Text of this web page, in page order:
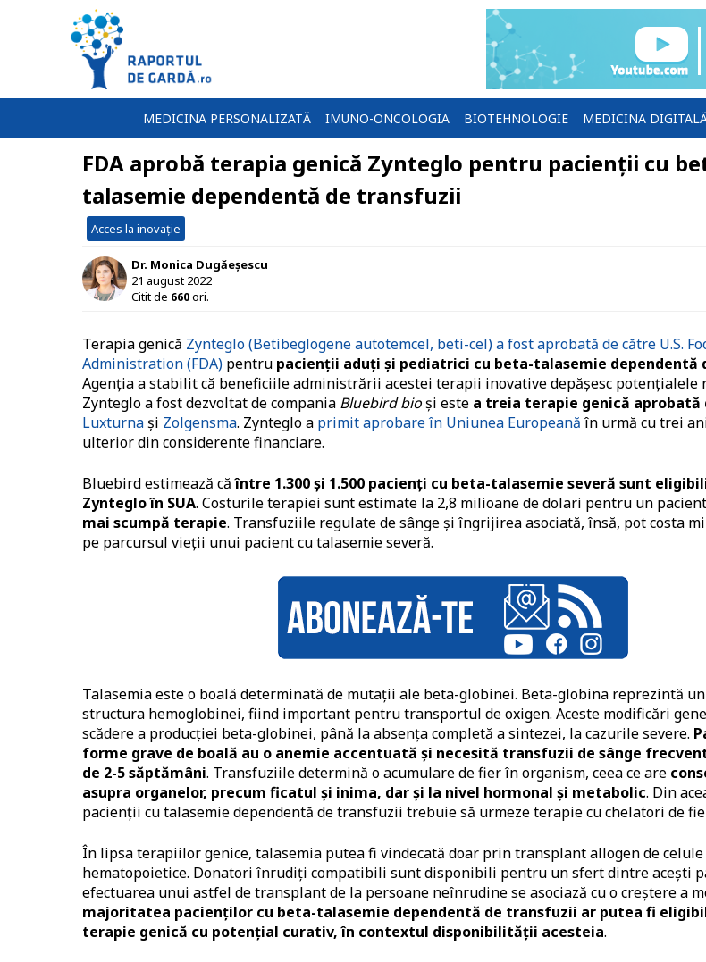
MEDICINA PERSONALIZATĂ IMUNO-ONCOLOGIA BIOTEHNOLOGIE MEDICINA
FDA aprobă terapia genică Zynteglo pentru pacienţii cu
talasemie dependentă de transfuzii
Acces la inovație
Dr. Monica Dugăeșescu
21 august 2022
Citit de 660ori.
Terapia genică Zynteglo (Betibeglogene autotemcel, beti-cel) a fost aprobată de către U.S.
Administration (FDA) pentru pacienţii aduţi şi pediatrici cu beta-talasemie dependentă
Agenţia a stabilit că beneficiile administrării acestei terapii inovative depăşesc potenţialele
Zynteglo a fost dezvoltat de compania Bluebird bioşi este a treia terapie genică aprobată
Luxturnaşi Zolgensma. Zynteglo a primit aprobare în Uniunea Europeană în urmă cu trei
ulterior din considerente financiare.
Bluebird estimează căîntre 1.300 și 1.500 pacienți cu beta-talasemie severă sunt
Zynteglo în SUA. Costurile terapiei sunt estimate la 2,8 milioane de dolari pentru un
mai scumpă terapie. Transfuziile regulate de sânge și îngrijirea asociată, însă, pot costa
pe parcursul vieții unui pacient cu talasemie severă.
Talasemia este o boală determinată de mutaţii ale beta-globinei. Beta-globina reprezintă
structura hemoglobinei, fiind important pentru transportul de oxigen. Aceste modificări
scădere a producţiei beta-globinei, până la absenţa completă a sintezei, la cazurile severe.
forme grave de boală au o anemie accentuată şi necesită transfuzii de sânge
de 2-5 săptămâni. Transfuziile determină o acumulare de fier în organism, ceea ce are
asupra organelor, precum ficatul şi inima, dar şi la nivel hormonal şi metabolic. Din
pacienţii cu talasemie dependentă de transfuzii trebuie să urmeze terapie cu chelatori de
În lipsa terapiilor genice, talasemia putea fi vindecată doar prin transplant allogen de
hematopoietice. Donatori înrudiţi compatibili sunt disponibili pentru un sfert dintre aceşti
efectuarea unui astfel de transplant de la persoane neînrudine se asociază cu o creştere a
majoritatea pacienţilor cu beta-talasemie dependentă de transfuzii ar putea fi
terapie genică cu potenţial curativ, în contextul disponibilităţii acesteia.